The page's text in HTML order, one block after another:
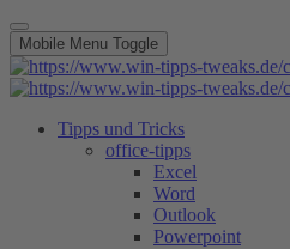
Mobile Menu Toggle
Tipps und Tricks
office-tipps
Excel
Word
Outlook
Powerpoint